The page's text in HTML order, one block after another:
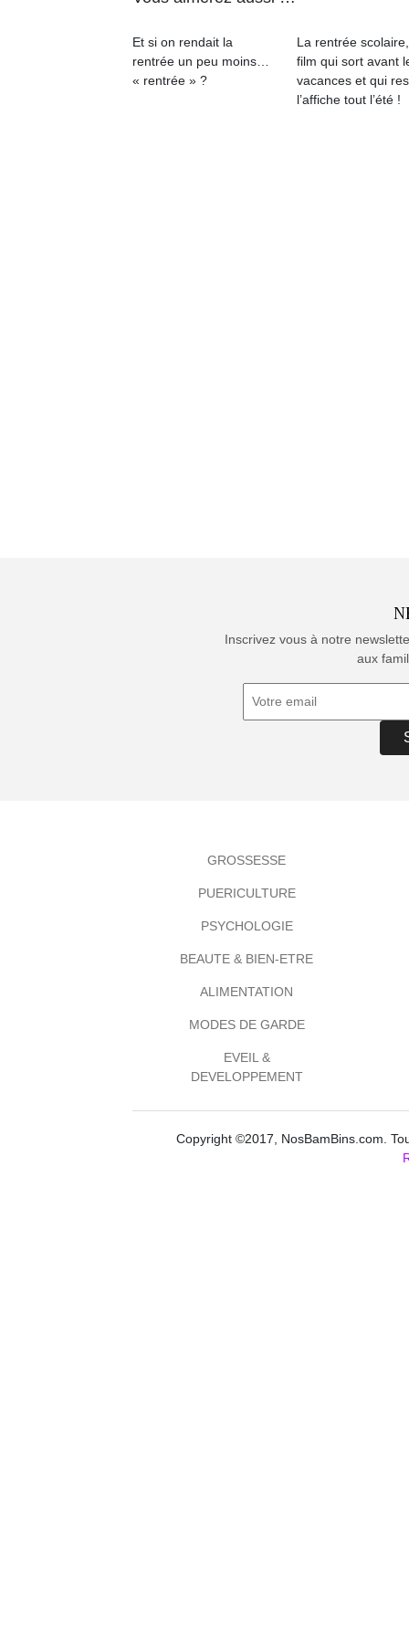
Et si on rendait la
rentrée un peu moins…
« rentrée » ?
La rentrée
film qui sort avant
vacances et qui
l’affiche tout l’été !
Inscrivez vous à notre
aux
GROSSESSE
PUERICULTURE
PSYCHOLOGIE
BEAUTE & BIEN-ETRE
ALIMENTATION
MODES DE GARDE
EVEIL &
DEVELOPPEMENT
Copyright ©2017, NosBamBins.com.